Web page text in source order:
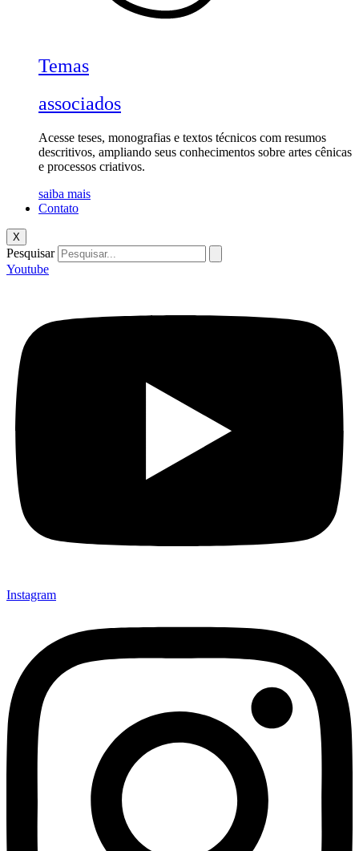
Temas
associados
Acesse teses, monografias e textos técnicos com resumos
descritivos, ampliando seus conhecimentos sobre artes cênicas
e processos criativos.
saiba mais
Contato
X
Pesquisar
Youtube
Instagram